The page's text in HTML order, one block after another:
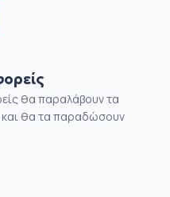
θα παραλάβουν τα
θα τα παραδώσουν